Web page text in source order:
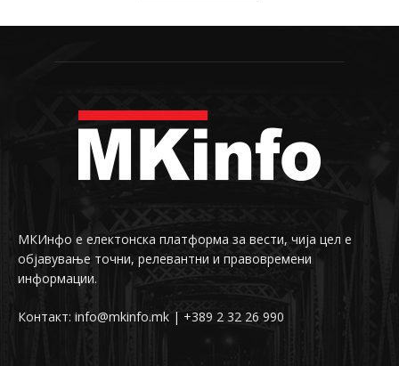
МКИнфо е електонска платформа за вести, чија цел е
објавување точни, релевантни и правовремени
информации.
Контакт: info@mkinfo.mk | +389 2 32 26 990